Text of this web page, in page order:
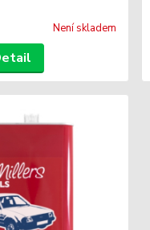
Není skladem